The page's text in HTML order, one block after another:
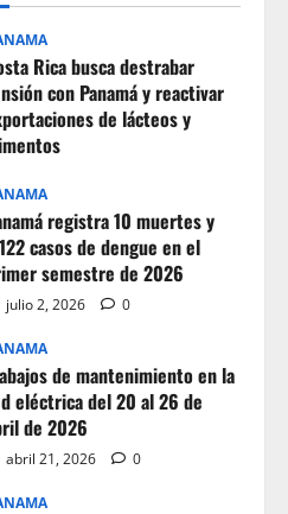
Rica busca destrabar
con Panamá y reactivar
de lácteos y
registra 10 muertes y
casos de dengue en el
semestre de 2026
julio 2, 2026 0
de mantenimiento en la
eléctrica del 20 al 26 de
de 2026
abril 21, 2026 0